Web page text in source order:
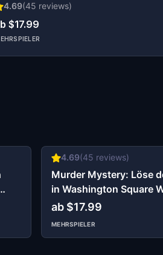
4.69(45 reviews)
$17.99
4.69(45 reviews)
Murder Mystery: Löse
in Washington Square
Philadelphia
ab $17.99
MEHRSPIELER